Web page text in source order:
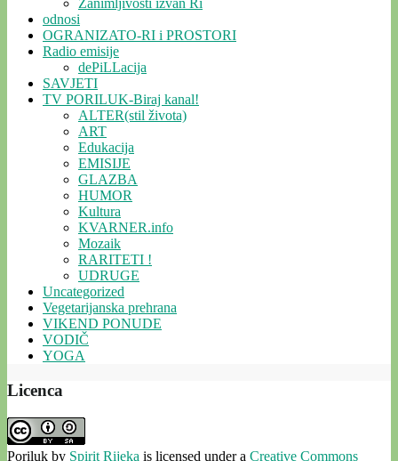
Zanimljivosti izvan Ri
odnosi
OGRANIZATO-RI i PROSTORI
Radio emisije
dePiLLacija
SAVJETI
TV PORILUK-Biraj kanal!
ALTER(stil života)
ART
Edukacija
EMISIJE
GLAZBA
HUMOR
Kultura
KVARNER.info
Mozaik
RARITETI !
UDRUGE
Uncategorized
Vegetarijanska prehrana
VIKEND PONUDE
VODIČ
YOGA
Licenca
Poriluk by Spirit Rijeka is licensed under a Creative Commons